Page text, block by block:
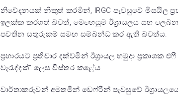
නිවේදනයක් නිකුත් කරමින්, IRGC පැවසුවේ මිසයිල
ඉලක්ක කරගත් බවත්, මෙහෙයුම ඊශ්‍රායලය සහ
පවතින සතුරුකම් සමඟ සම්බන්ධ කර ඇති බවත්ය.
ප්‍රහාරයට ප්‍රතිචාර දක්වමින් ඊශ්‍රායල හමුදා ප්‍රකාශක
වැරැද්දක්” ලෙස විස්තර කළේය.
වාර්තාකරුවන් අමතමින් ඩෙෆ්රින් පැවසුවේ